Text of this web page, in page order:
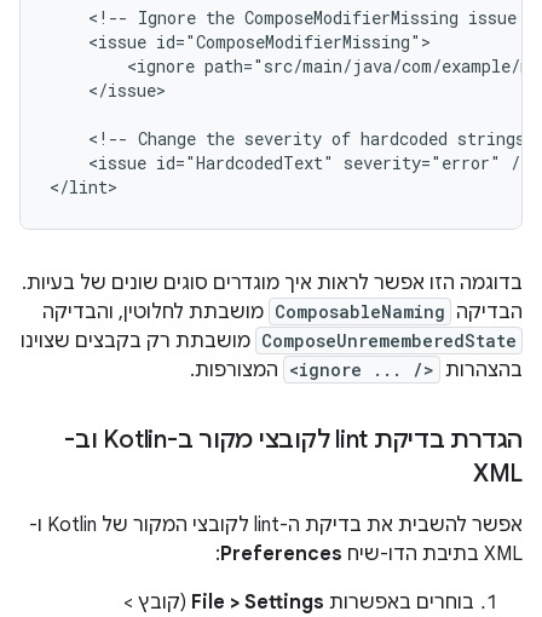
<!-- Ignore the ComposeModifierMissing issue
<issue
<ignore path="src/main/java/com/example/
</issue>
<!-- Change the severity of hardcoded strings
<issue id="HardcodedText" severity="error"
/>
</lint>
בדוגמה הזו אפשר לראות איך מוגדרים סוגים שונים של בעיות.
הבדיקה ComposableNaming מושבתת לחלוטין, והבדיקה
ComposeUnrememberedState מושבתת רק בקבצים שצוינו
בהצהרות <ignore ... /> המצורפות.
הגדרת בדיקת lint לקובצי מקור ב-Kotlin וב-
XML
אפשר להשבית את בדיקת ה-lint לקובצי המקור של Kotlin ו-
XML בתיבת הדו-שיח
Preferences
:
בוחרים באפשרות File > Settings (קובץ >